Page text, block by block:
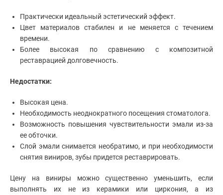
Практически идеальный эстетический эффект.
Цвет материалов стабилен и не меняется с течением
времени.
Более высокая по сравнению с композитной
реставрацией долговечность.
Недостатки:
Высокая цена.
Необходимость неоднократного посещения стоматолога.
Возможность повышения чувствительности эмали из-за
ее обточки.
Слой эмали снимается необратимо, и при необходимости
снятия виниров, зубы придется реставрировать.
Цену на виниры можно существенно уменьшить, если
выполнять их не из керамики или циркония, а из